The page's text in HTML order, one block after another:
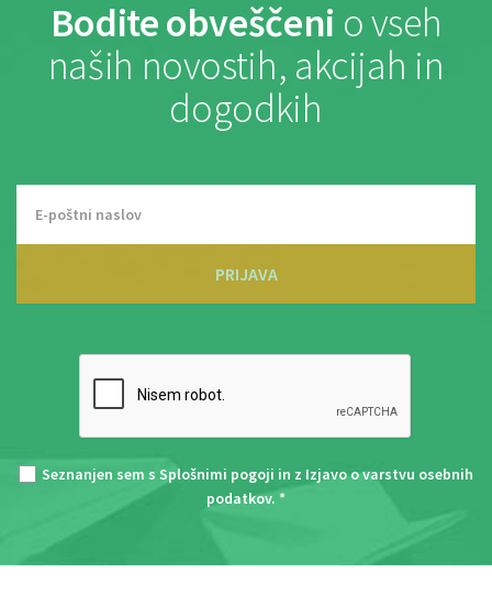
Bodite obveščeni o vseh
naših novostih, akcijah in
dogodkih
PRIJAVA
Seznanjen sem s Splošnimi pogoji in z Izjavo o varstvu osebnih
podatkov. *